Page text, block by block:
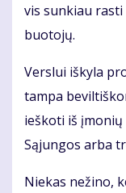
vis sun­kiau
buo­to­jų.
Ver­slui iš­ky­la
tam­pa
ieš­ko­ti iš
Są­jun­gos ar­ba
Nie­kas ne­ži­no,